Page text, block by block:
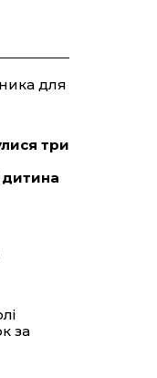
для
три
дитина
за